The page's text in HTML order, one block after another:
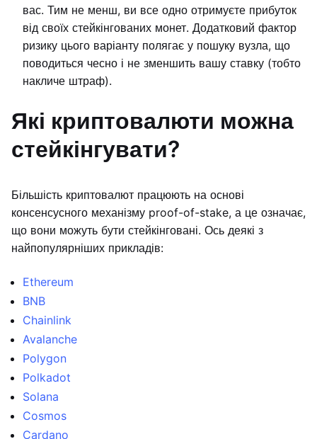
вас. Тим не менш, ви все одно отримуєте прибуток
від своїх стейкінгованих монет. Додатковий фактор
ризику цього варіанту полягає у пошуку вузла, що
поводиться чесно і не зменшить вашу ставку (тобто
накличе штраф).
Які криптовалюти можна
стейкінгувати?
Більшість криптовалют працюють на основі
консенсусного механізму proof-of-stake, а це означає,
що вони можуть бути стейкінговані. Ось деякі з
найпопулярніших прикладів:
Ethereum
BNB
Chainlink
Avalanche
Polygon
Polkadot
Solana
Cosmos
Cardano